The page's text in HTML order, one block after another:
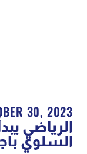
30, 2023
الرياضي
السلوي